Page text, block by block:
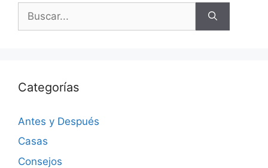
Categorías
Antes y Después
Casas
Consejos